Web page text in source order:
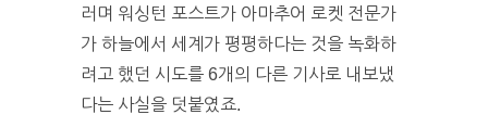
러며 워싱턴 포스트가 아마추어 로켓 전문가
가 하늘에서 세계가 평평하다는 것을 녹화하
려고 했던 시도를 6개의 다른 기사로 내보냈
다는 사실을 덧붙였죠.